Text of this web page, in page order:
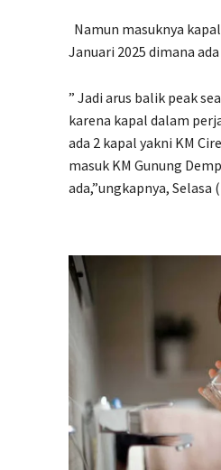
Namun masuknya
Januari 2025 dimana
” Jadi arus balik peak
karena kapal dalam
ada 2 kapal yakni KM
masuk KM Gunung
ada,”ungkapnya, Selasa